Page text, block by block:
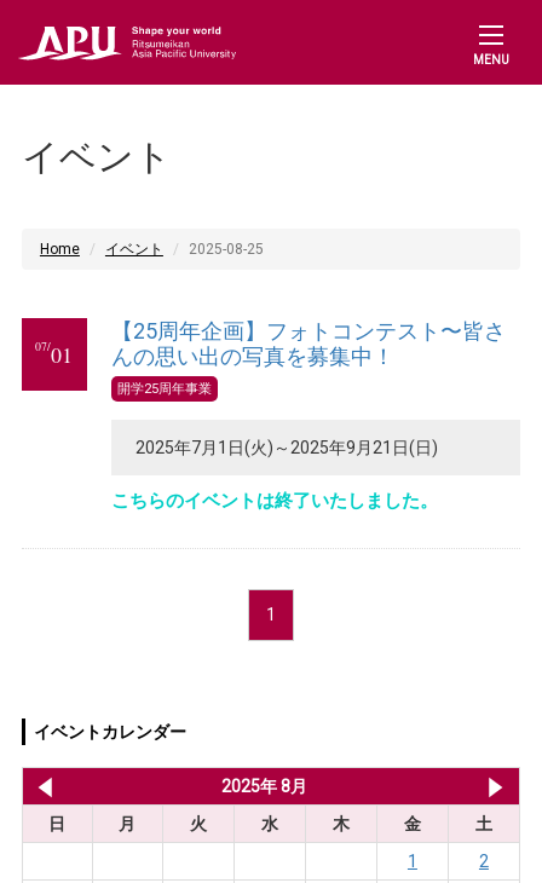
MENU
イベント
Home イベント 2025-08-25
07/01
【25周年企画】フォトコンテスト〜皆さ
んの思い出の写真を募集中！
開学25周年事業
2025年7月1日(火)～2025年9月21日(日)
こちらのイベントは終了いたしました。
1
イベントカレンダー
2025年 8月
日
月 火 水 木 金
土
1
2